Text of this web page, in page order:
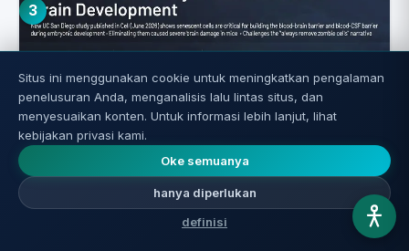
3
Sel Zombi di Otak: Mengapa Tidak Boleh
Sekadar Membasmi Semuanya
Situs ini menggunakan cookie untuk meningkatkan pengalaman
penelusuran Anda, menganalisis lalu lintas situs, dan
menyesuaikan konten. Untuk informasi lebih lanjut, lihat
kebijakan privasi kami.
Oke semuanya
hanya diperlukan
definisi